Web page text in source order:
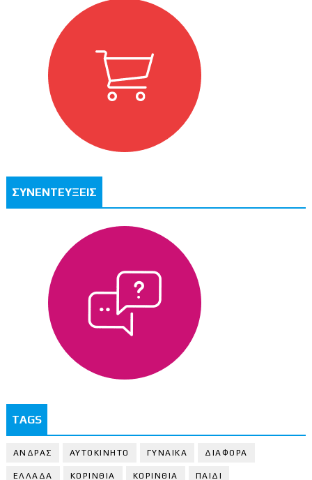
ΣΥΝΕΝΤΕΥΞΕΙΣ
TAGS
ΑΝΔΡΑΣ ΑΥΤΟΚΙΝΗΤΟ ΓΥΝΑΙΚΑ ΔΙΑΦΟΡΑ
ΕΛΛΑΔΑ ΚΟΡΙΝΘΙΑ ΚΟΡΙΝΘΙA ΠΑΙΔΙ